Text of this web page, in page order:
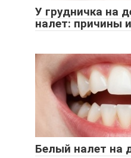
У грудничка на
налет: причины
Белый налет на